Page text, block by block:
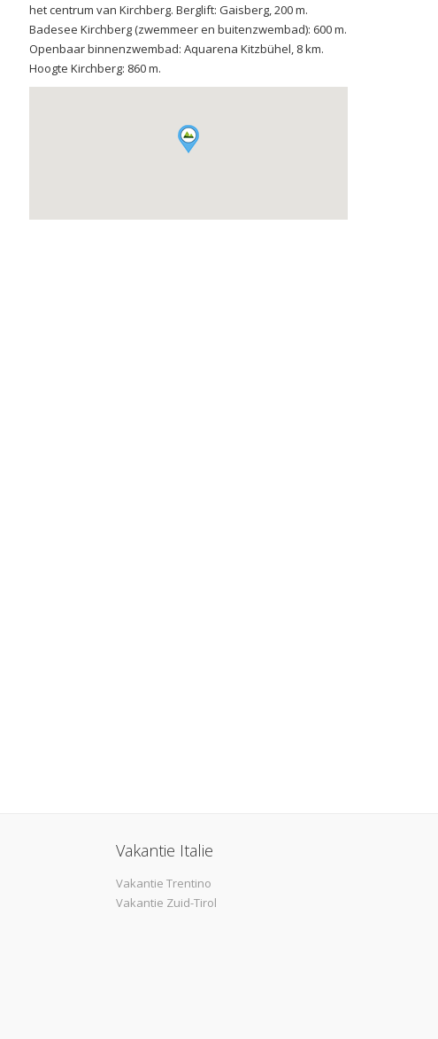
het centrum van Kirchberg. Berglift: Gaisberg, 200 m.
Badesee Kirchberg (zwemmeer en buitenzwembad): 600 m.
Openbaar binnenzwembad: Aquarena Kitzbühel, 8 km.
Hoogte Kirchberg: 860 m.
Vakantie Italie
Vakantie Trentino
Vakantie Zuid-Tirol